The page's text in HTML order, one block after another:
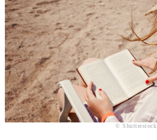
© Shutterstock